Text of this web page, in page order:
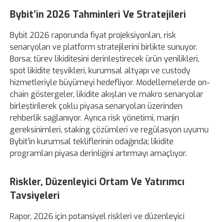
Bybit’in 2026 Tahminleri Ve Stratejileri
Bybit 2026 raporunda fiyat projeksiyonları, risk
senaryoları ve platform stratejilerini birlikte sunuyor.
Borsa; türev likiditesini derinleştirecek ürün yenilikleri,
spot likidite teşvikleri, kurumsal altyapı ve custody
hizmetleriyle büyümeyi hedefliyor. Modellemelerde on-
chain göstergeler, likidite akışları ve makro senaryolar
birleştirilerek çoklu piyasa senaryoları üzerinden
rehberlik sağlanıyor. Ayrıca risk yönetimi, marjin
gereksinimleri, staking çözümleri ve regülasyon uyumu
Bybit’in kurumsal tekliflerinin odağında; likidite
programları piyasa derinliğini artırmayı amaçlıyor.
Riskler, Düzenleyici Ortam Ve Yatırımcı
Tavsiyeleri
Rapor, 2026 için potansiyel riskleri ve düzenleyici